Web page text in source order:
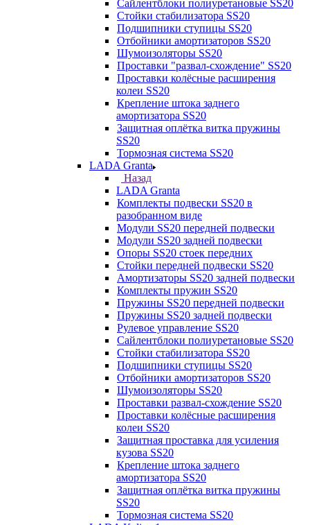
Сайлентблоки полиуретановые SS20
Стойки стабилизатора SS20
Подшипники ступицы SS20
Отбойники амортизаторов SS20
Шумоизоляторы SS20
Проставки "развал-схождение" SS20
Проставки колёсные расширения
колеи SS20
Крепление штока заднего
амортизатора SS20
Защитная оплётка витка пружины
SS20
Тормозная система SS20
LADA Granta
Назад
LADA Granta
Комплекты подвески SS20 в
разобранном виде
Модули SS20 передней подвески
Модули SS20 задней подвески
Опоры SS20 стоек передних
Стойки передней подвески SS20
Амортизаторы SS20 задней подвески
Комплекты пружин SS20
Пружины SS20 передней подвески
Пружины SS20 задней подвески
Рулевое управление SS20
Сайлентблоки полиуретановые SS20
Стойки стабилизатора SS20
Подшипники ступицы SS20
Отбойники амортизаторов SS20
Шумоизоляторы SS20
Проставки развал-схождение SS20
Проставки колёсные расширения
колеи SS20
Защитная проставка для усиления
кузова SS20
Крепление штока заднего
амортизатора SS20
Защитная оплётка витка пружины
SS20
Тормозная система SS20